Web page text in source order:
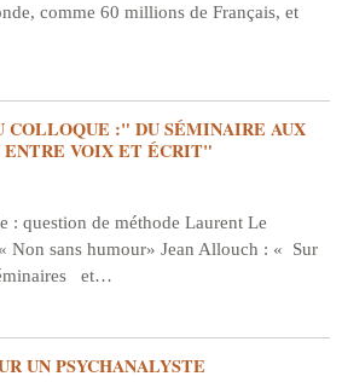
comme 60 millions de Français, et
COLLOQUE :" DU SÉMINAIRE AUX
VOIX ET ÉCRIT"
: question de méthode Laurent Le
Non sans humour» Jean Allouch : « Sur
et…
UN PSYCHANALYSTE